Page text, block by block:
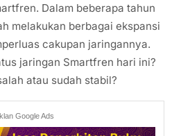
Dalam beberapa tahun
melakukan berbagai ekspansi
cakupan jaringannya.
jaringan Smartfren hari ini?
atau sudah stabil?
Google Ads